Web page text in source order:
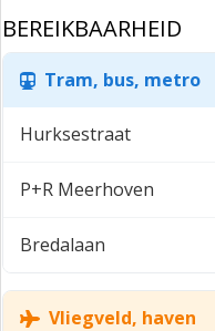
servicekosten en gratis
De representatieve
systeemplafond
over voldoende
ALGEMENE INFORMATIE
- Systeemplafond met
- Temperatuur per
BEREIKBAARHEID
Tram, bus, metro
Hurksestraat
P+R Meerhoven
Bredalaan
Vliegveld, haven